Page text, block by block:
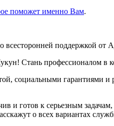
поможет именно Вам.
поддержкой
Стань профессионалом в
социальными гарантиями и
и готов к серьезным
о всех вариантах